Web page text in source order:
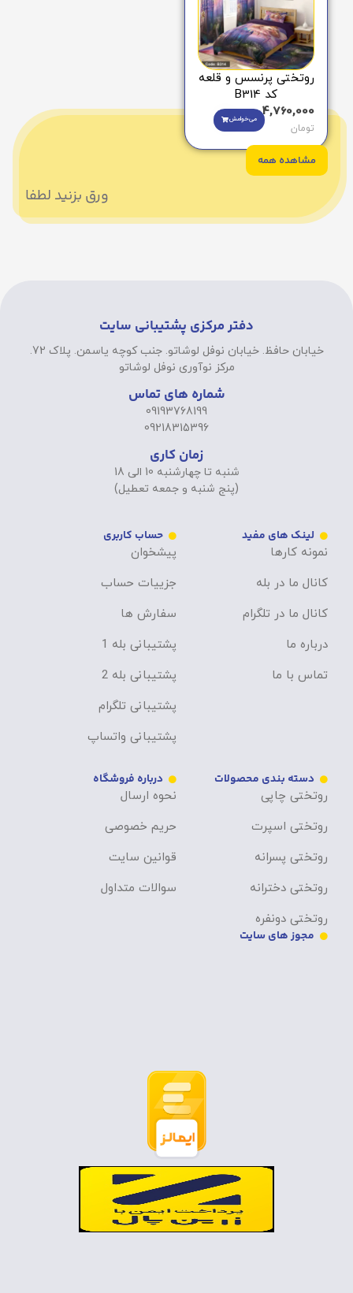
روتختی پرنسس و قلعه
کد B314
4,760,000
تومان
می‌خوامش
مشاهده همه
ورق بزنید لطفا
دفتر مرکزی پشتیبانی سایت
خیابان حافظ. خیابان نوفل لوشاتو. جنب کوچه یاسمن. پلاک 72.
مرکز نوآوری نوفل لوشاتو
شماره های تماس
09193768199
09218315396
زمان کاری
شنبه تا چهارشنبه 10 الی 18
(پنج شنبه و جمعه تعطیل)
لینک های مفید
نمونه کارها
کانال ما در بله
کانال ما در تلگرام
درباره ما
تماس با ما
حساب کاربری
پیشخوان
جزییات حساب
سفارش ها
پشتیبانی بله 1
پشتیبانی بله 2
پشتیبانی تلگرام
پشتیبانی واتساپ
دسته بندی محصولات
روتختی چاپی
روتختی اسپرت
روتختی پسرانه
روتختی دخترانه
روتختی دونفره
درباره فروشگاه
نحوه ارسال
حریم خصوصی
قوانین سایت
سوالات متداول
مجوز های سایت